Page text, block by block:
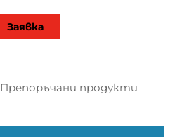
Заявка
Препоръчани продукти